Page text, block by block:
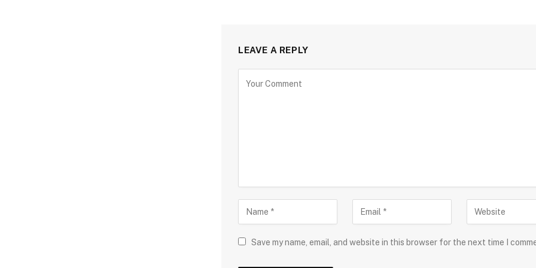
LEAVE A REPLY
Save my name, email, and website in this browser for the next time I